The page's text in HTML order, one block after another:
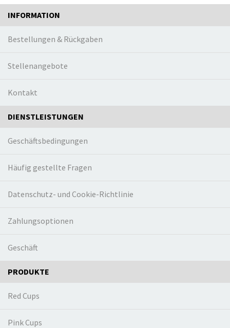
INFORMATION
Bestellungen & Rückgaben
Stellenangebote
Kontakt
DIENSTLEISTUNGEN
Geschäftsbedingungen
Häufig gestellte Fragen
Datenschutz- und Cookie-Richtlinie
Zahlungsoptionen
Geschäft
PRODUKTE
Red Cups
Pink Cups